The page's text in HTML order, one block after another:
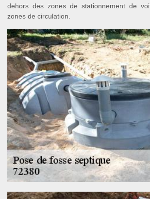
dehors des zones de stationnement de
zones de circulation.